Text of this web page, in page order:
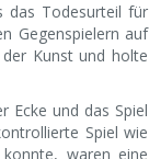
das Todesurteil für
Gegenspielern auf
Kunst und holte
Ecke und das Spiel
Spiel wie
waren eine